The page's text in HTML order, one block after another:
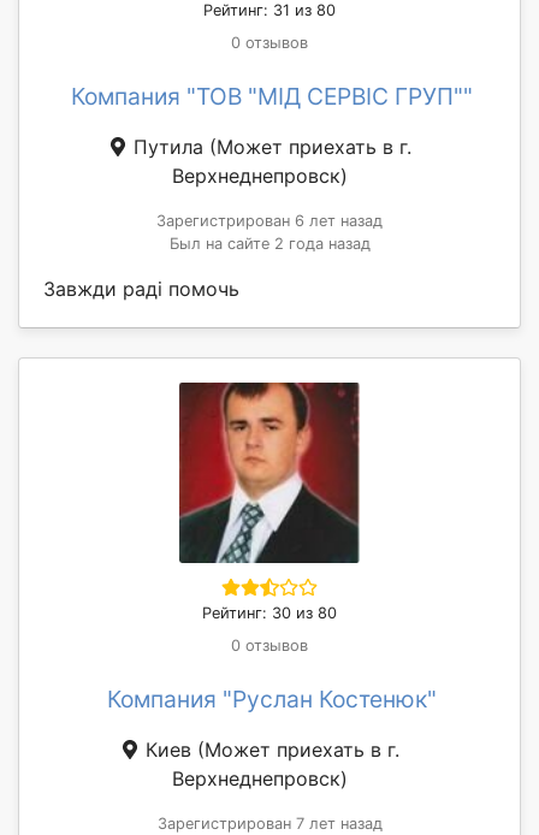
Рейтинг: 31 из 80
0 отзывов
Компания "ТОВ "МІД СЕРВІС ГРУП""
Путила (Может приехать в г.
Верхнеднепровск)
Зарегистрирован 6 лет назад
Был на сайте 2 года назад
Завжди раді помочь
Рейтинг: 30 из 80
0 отзывов
Компания "Руслан Костенюк"
Киев (Может приехать в г.
Верхнеднепровск)
Зарегистрирован 7 лет назад